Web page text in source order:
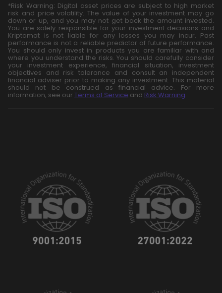
*Risk Warning: Digital asset prices are subject to high market
risk and price volatility. The value of your investment may go
down or up, and you may not get back the amount invested.
You are solely responsible for your investment decisions and
Kriptomat is not liable for any losses you may incur. Past
performance is not a reliable predictor of future performance.
You should only invest in products you are familiar with and
where you understand the risks. You should carefully consider
your investment experience, financial situation, investment
objectives and risk tolerance and consult an independent
financial adviser prior to making any investment. This material
should not be construed as financial advice. For more
information, see our Terms of Service and Risk Warning.